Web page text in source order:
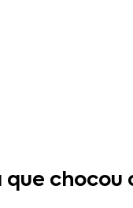
que chocou